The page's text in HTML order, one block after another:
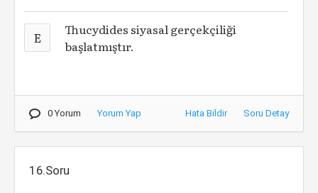
E
Thucydides siyasal gerçekçiliği
başlatmıştır.
0 Yorum Yorum Yap Hata Bildir Soru Detay
16.Soru